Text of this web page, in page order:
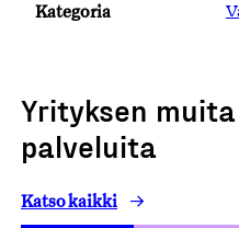
Kategoria
Yrityksen
palveluita
Katso kaikki